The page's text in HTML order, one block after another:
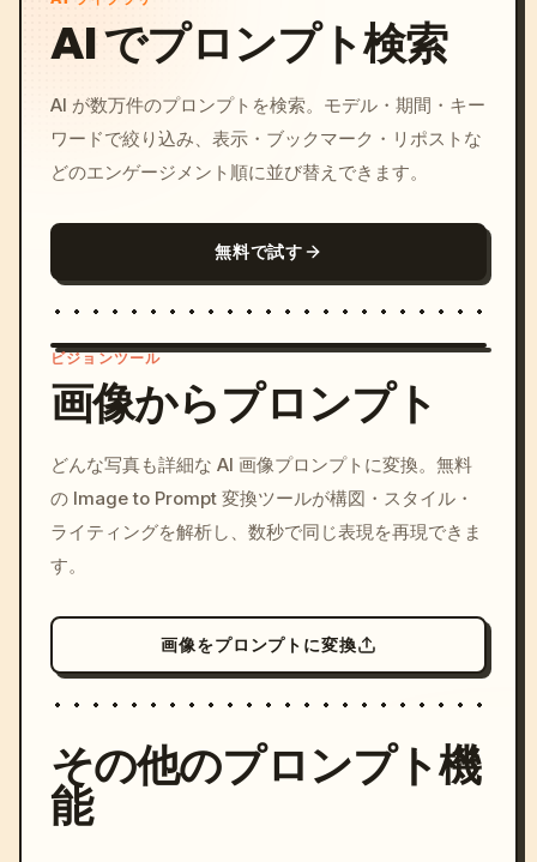
AI でプロンプト検索
AI が数万件のプロンプトを検索。モデル・期間・キー
ワードで絞り込み、表示・ブックマーク・リポストな
どのエンゲージメント順に並び替えできます。
無料で試す
c, cyberpunk sunset, neon
colors, 8k --v 6.0
ビジョンツール
画像からプロンプト
どんな写真も詳細な AI 画像プロンプトに変換。無料
の Image to Prompt 変換ツールが構図・スタイル・
ライティングを解析し、数秒で同じ表現を再現できま
す。
画像をプロンプトに変換
その他のプロンプト機
能